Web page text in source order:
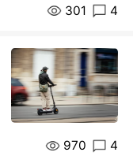
301 4
970 4